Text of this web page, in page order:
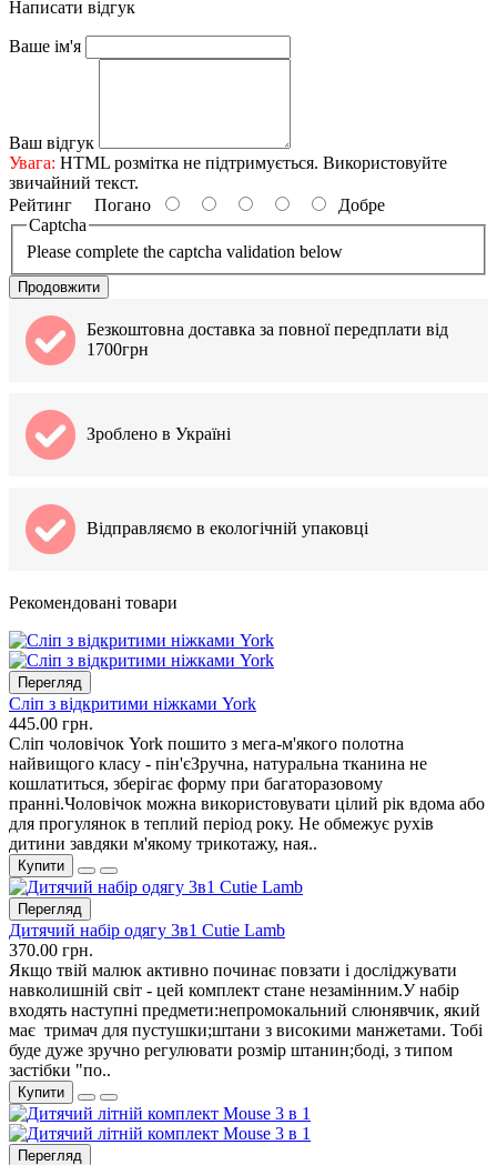
Написати відгук
Ваше ім'я
Ваш відгук
Увага: HTML розмітка не підтримується. Використовуйте
звичайний текст.
Рейтинг Погано
Добре
Captcha
Please complete the captcha validation below
Продовжити
Безкоштовна доставка за повної передплати від
1700грн
Зроблено в Україні
Відправляємо в екологічній упаковці
Рекомендовані товари
Перегляд
Сліп з відкритими ніжками York
445.00 грн.
Сліп чоловічок York пошито з мега-м'якого полотна
найвищого класу - пін'єЗручна, натуральна тканина не
кошлатиться, зберігає форму при багаторазовому
пранні.Чоловічок можна використовувати цілий рік вдома або
для прогулянок в теплий період року. Не обмежує рухів
дитини завдяки м'якому трикотажу, ная..
Купити
Перегляд
Дитячий набір одягу 3в1 Cutie Lamb
370.00 грн.
Якщо твій малюк активно починає повзати і досліджувати
навколишній світ - цей комплект стане незамінним.У набір
входять наступні предмети:непромокальний слюнявчик, який
має тримач для пустушки;штани з високими манжетами. Тобі
буде дуже зручно регулювати розмір штанин;боді, з типом
застібки "по..
Купити
Перегляд